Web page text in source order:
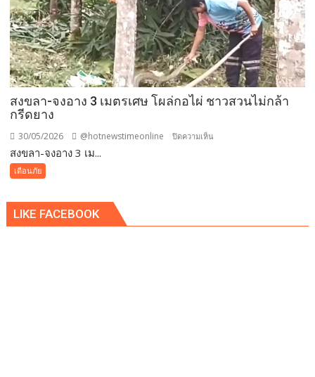
200
ครัว
เรือน
แขน
ขา
หัก
หวิด
ดับ
สงขลา-จงอาง 3 เมตรเศษ โผล่กอไผ่ ชาวสวนไม่กล้า
กรีดยาง
30/05/2026 @hotnewstimeonline ปิดความเห็น
โผล่
สงขลา-จงอาง 3 เม...
เตือนภัย
LIKE FACEBOOK